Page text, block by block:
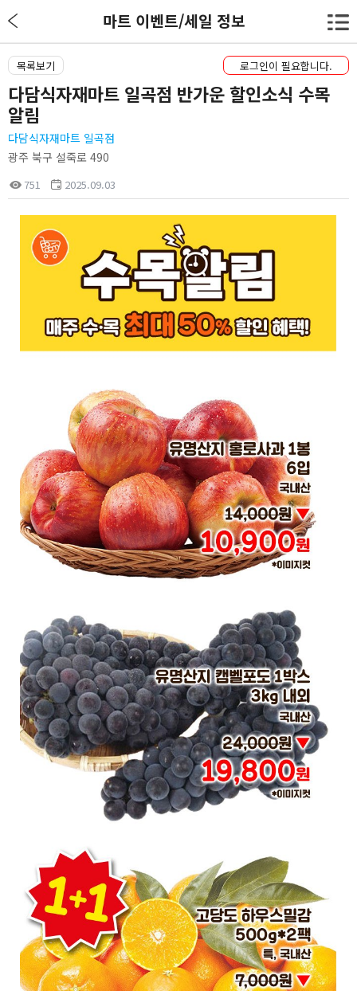
마트 이벤트/세일 정보
목록보기 로그인이 필요합니다.
다담식자재마트 일곡점 반가운 할인소식 수목
알림
다담식자재마트 일곡점
광주 북구 설죽로 490
751 2025.09.03